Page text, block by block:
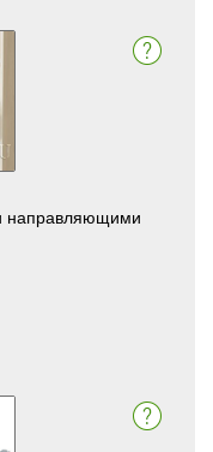
направляющими